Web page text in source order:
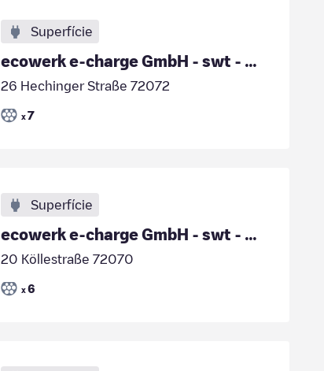
Superfície
ecowerk e-charge GmbH - swt - Eugenstraße 18
26 Hechinger Straße 72072
x 7
Superfície
ecowerk e-charge GmbH - swt - Köllestraße 18
20 Köllestraße 72070
x 6